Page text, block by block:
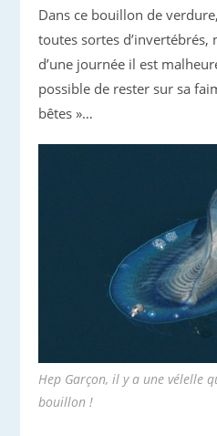
Dans ce bouillon de
toutes sortes d’invertébrés,
d’une journée il est
possible de rester sur sa
bêtes »…
Hep Garçon, il y a une vélelle
bouillon !